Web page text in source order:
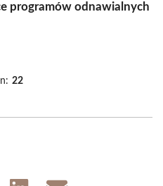
programów odnawialnych
22